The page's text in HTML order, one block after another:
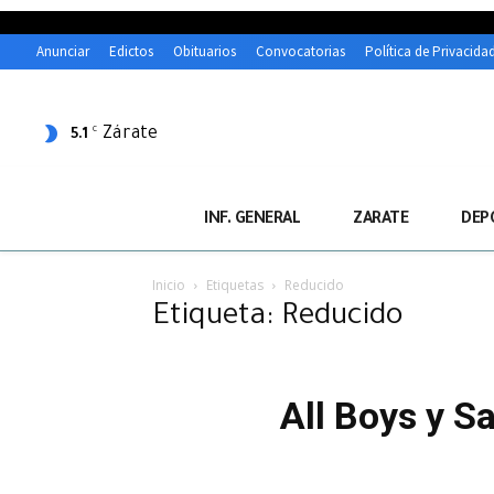
Anunciar Edictos Obituarios Convocatorias Política de
5.1 C Zárate
INF. GENERAL ZARATE
Inicio Etiquetas Reducido
Etiqueta: Reducido
All Boys y